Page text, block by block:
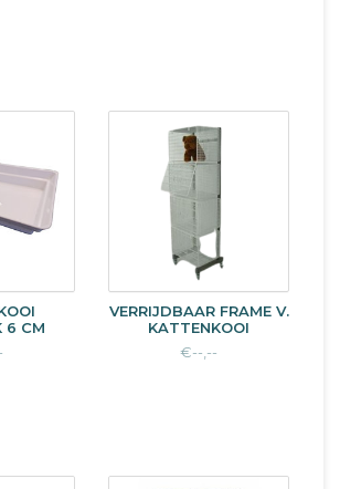
6 CM
VERRIJDBAAR FRAME V.
KATTENKOOI
€--,--